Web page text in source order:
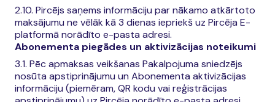
2.10. Pircējs saņems informāciju par nākamo atkārtoto
maksājumu ne vēlāk kā 3 dienas iepriekš uz Pircēja E-
platformā norādīto e-pasta adresi.
Abonementa piegādes un aktivizācijas noteikumi
3.1. Pēc apmaksas veikšanas Pakalpojuma sniedzējs
nosūta apstiprinājumu un Abonementa aktivizācijas
informāciju (piemēram, QR kodu vai reģistrācijas